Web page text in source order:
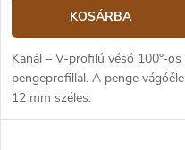
KOSÁRBA
Kanál – V-profilú véső 100°-os
pengeprofillal. A penge vágóéle
12 mm széles.